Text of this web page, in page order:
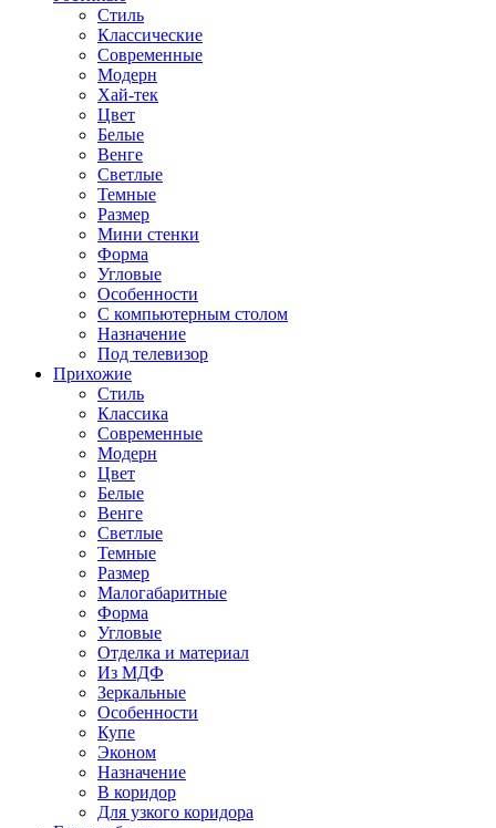
Стиль
Классические
Современные
Модерн
Хай-тек
Цвет
Белые
Венге
Светлые
Темные
Размер
Мини стенки
Форма
Угловые
Особенности
С компьютерным столом
Назначение
Под телевизор
Прихожие
Стиль
Классика
Современные
Модерн
Цвет
Белые
Венге
Светлые
Темные
Размер
Малогабаритные
Форма
Угловые
Отделка и материал
Из МДФ
Зеркальные
Особенности
Купе
Эконом
Назначение
В коридор
Для узкого коридора